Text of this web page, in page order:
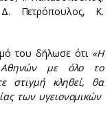
Πετρόπουλος, Κ.
του δήλωσε ότι «Η
Αθηνών με όλο το
στιγμή κληθεί, θα
των υγειονομικών